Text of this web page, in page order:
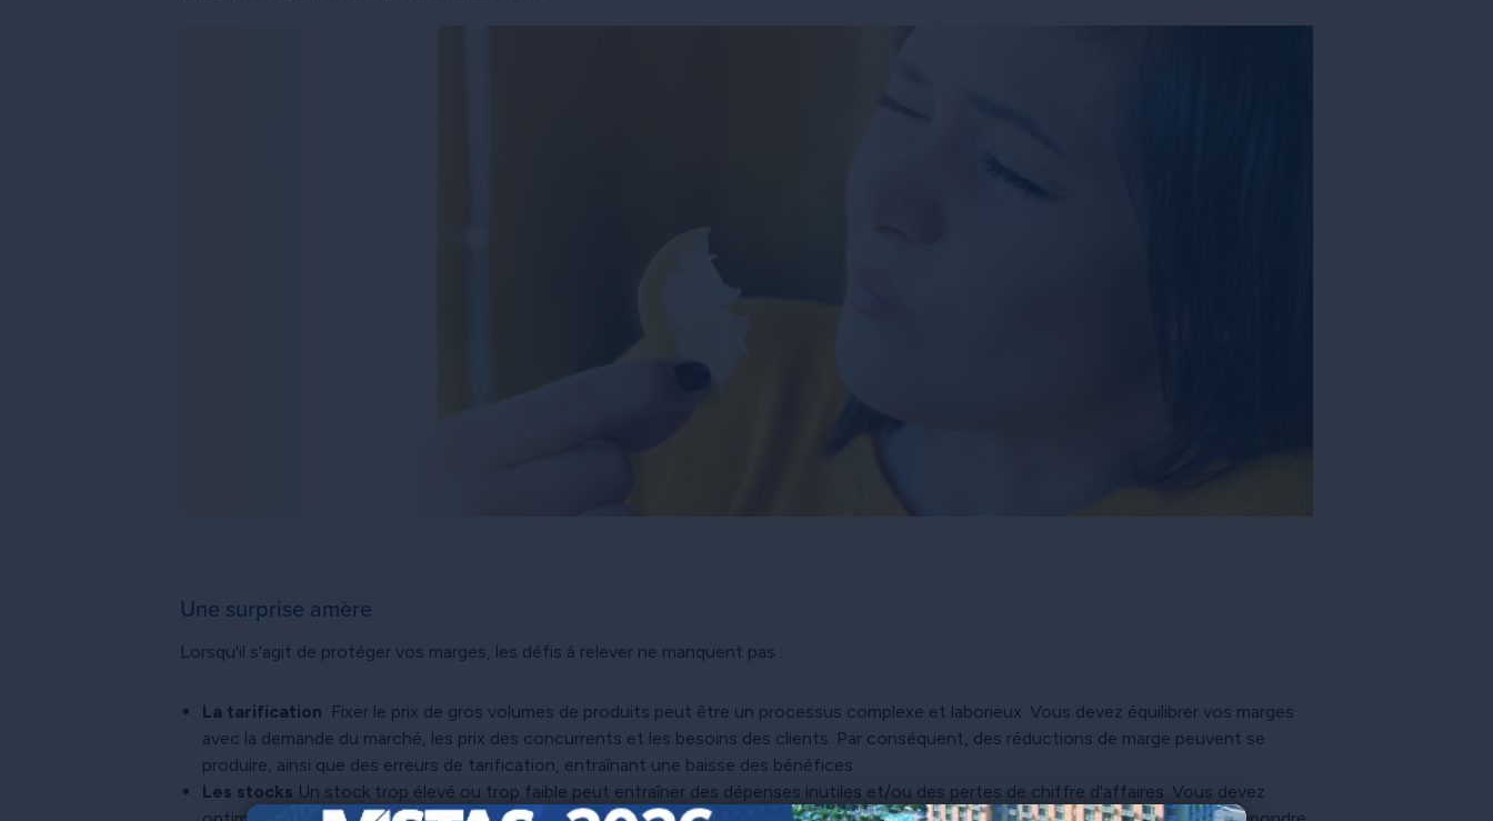
Une surprise amère
Lorsqu'il s'agit de protéger vos marges, les défis à relever ne manquent pas :
La tarification Fixer le prix de gros volumes de produits peut être un processus complexe et laborieux. Vous devez équilibrer vos marges
avec la demande du marché, les prix des concurrents et les besoins des clients. Par conséquent, des réductions de marge peuvent se
produire, ainsi que des erreurs de tarification, entraînant une baisse des bénéfices.
Les stocks Un stock trop élevé ou trop faible peut entraîner des dépenses inutiles et/ou des pertes de chiffre d'affaires. Vous devez